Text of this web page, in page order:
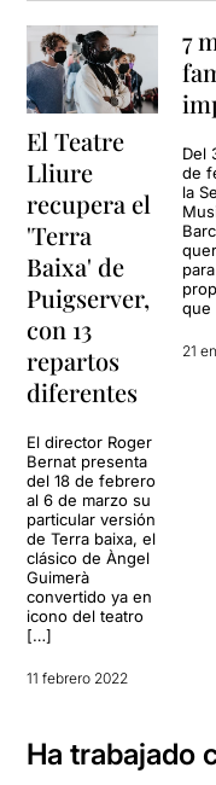
El Teatre
Lliure
recupera el
'Terra
Baixa' de
Puigserver,
con 13
repartos
diferentes
El director Roger
Bernat presenta
del 18 de febrero
al 6 de marzo su
particular versión
de Terra baixa, el
clásico de Àngel
Guimerà
convertido ya en
icono del teatro
[…]
11 febrero 2022
7
Del
de
la
21
Ha trabajado